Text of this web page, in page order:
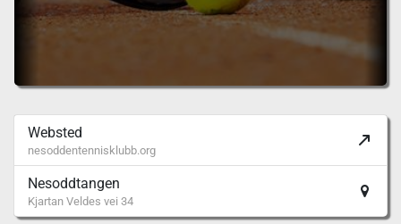
Websted
nesoddentennisklubb.org
Nesoddtangen
Kjartan Veldes vei 34